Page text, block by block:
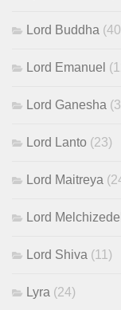
Lord Buddha
Lord Emanuel
Lord Ganesha
Lord Lanto (23)
Lord Maitreya
Lord
Lord Shiva (11)
Lyra (24)